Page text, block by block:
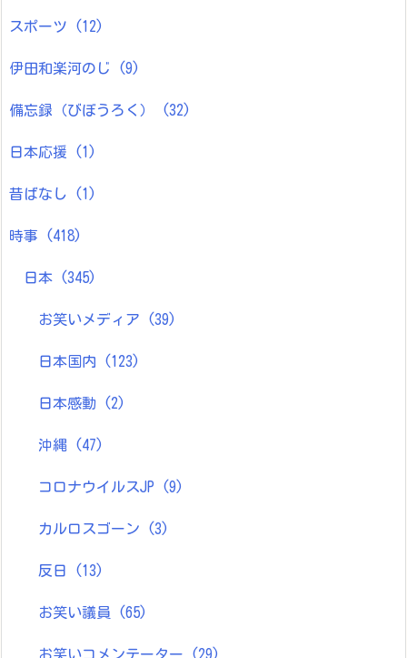
スポーツ (12)
伊田和楽河のじ (9)
備忘録（びぼうろく） (32)
日本応援 (1)
昔ばなし (1)
時事 (418)
日本 (345)
お笑いメディア (39)
日本国内 (123)
日本感動 (2)
沖縄 (47)
コロナウイルスJP (9)
カルロスゴーン (3)
反日 (13)
お笑い議員 (65)
お笑いコメンテーター (29)